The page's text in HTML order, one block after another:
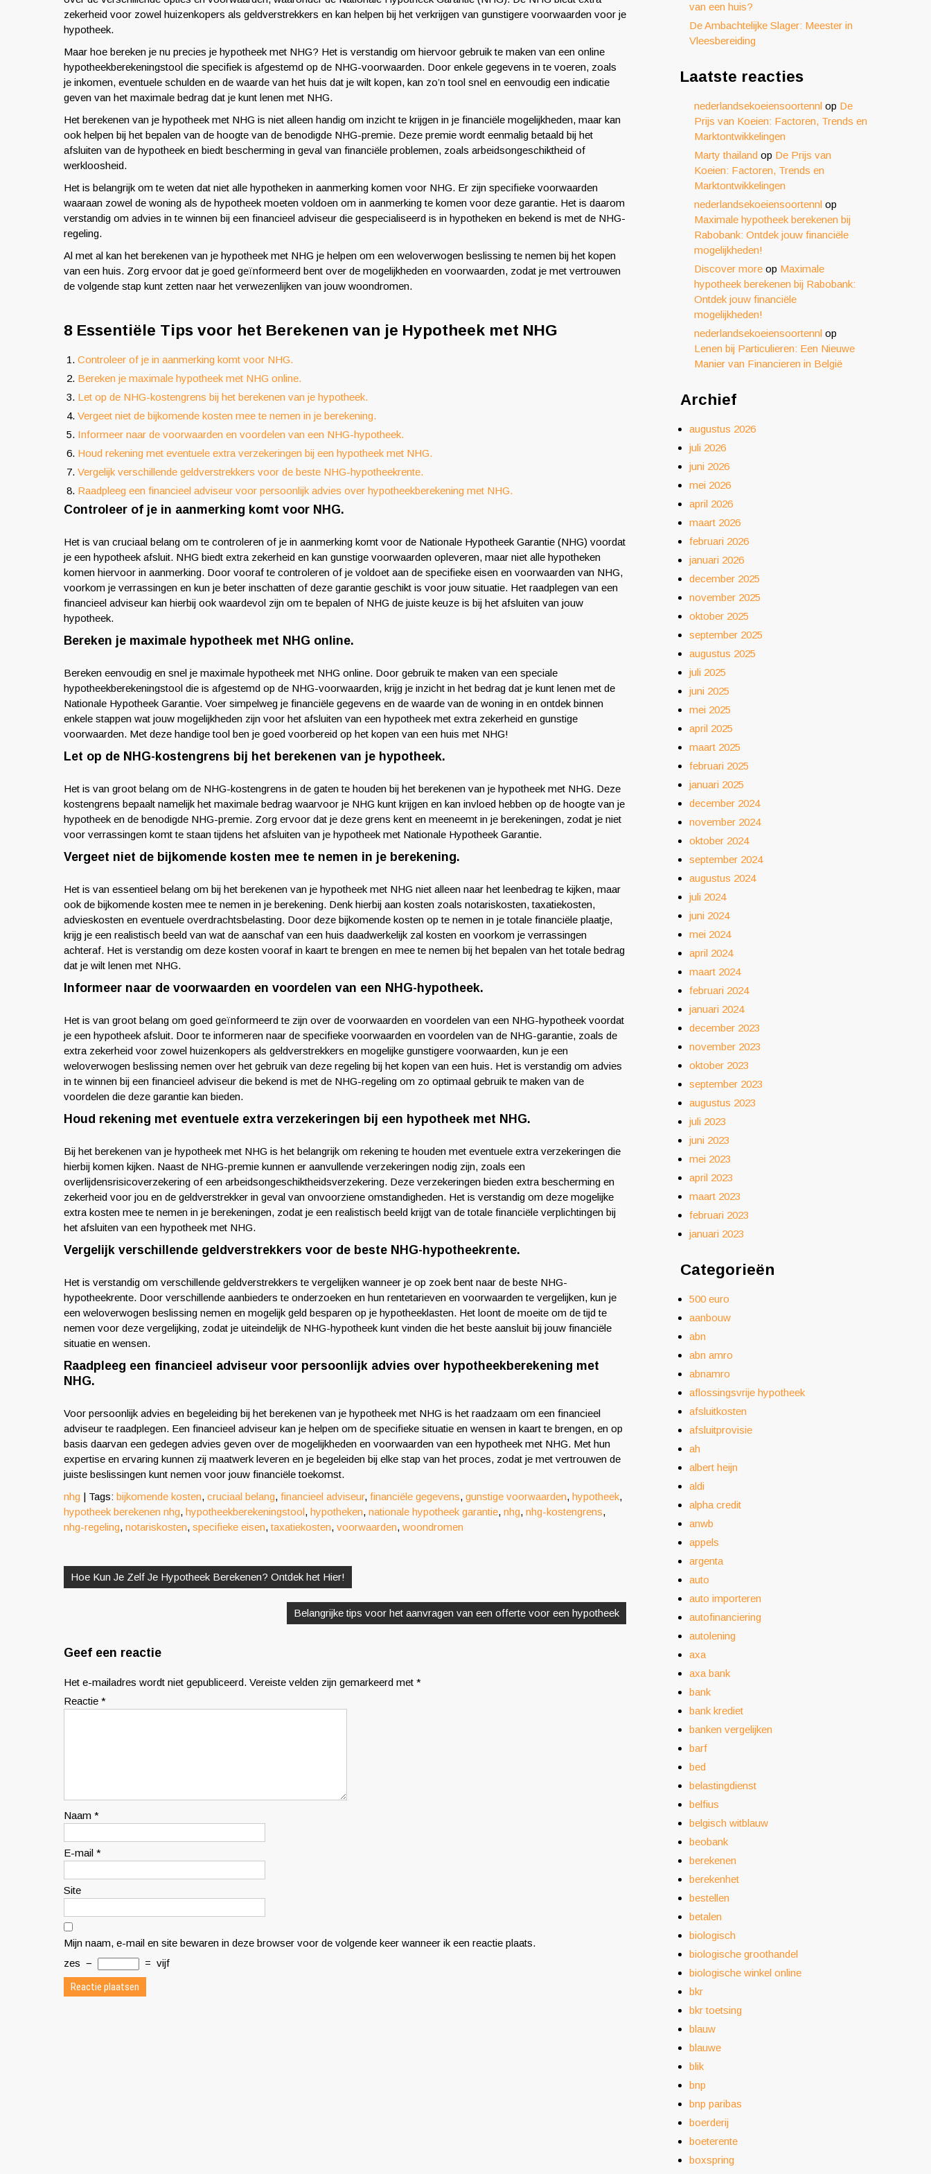
zekerheid voor zowel huizenkopers als geldverstrekkers en kan helpen bij het verkrijgen van gunstigere voorwaarden voor je
hypotheek.
Maar hoe bereken je nu precies je hypotheek met NHG? Het is verstandig om hiervoor gebruik te maken van een online
hypotheekberekeningstool die specifiek is afgestemd op de NHG-voorwaarden. Door enkele gegevens in te voeren, zoals
je inkomen, eventuele schulden en de waarde van het huis dat je wilt kopen, kan zo’n tool snel en eenvoudig een indicatie
geven van het maximale bedrag dat je kunt lenen met NHG.
Het berekenen van je hypotheek met NHG is niet alleen handig om inzicht te krijgen in je financiële mogelijkheden, maar kan
ook helpen bij het bepalen van de hoogte van de benodigde NHG-premie. Deze premie wordt eenmalig betaald bij het
afsluiten van de hypotheek en biedt bescherming in geval van financiële problemen, zoals arbeidsongeschiktheid of
werkloosheid.
Het is belangrijk om te weten dat niet alle hypotheken in aanmerking komen voor NHG. Er zijn specifieke voorwaarden
waaraan zowel de woning als de hypotheek moeten voldoen om in aanmerking te komen voor deze garantie. Het is daarom
verstandig om advies in te winnen bij een financieel adviseur die gespecialiseerd is in hypotheken en bekend is met de NHG-
regeling.
Al met al kan het berekenen van je hypotheek met NHG je helpen om een weloverwogen beslissing te nemen bij het kopen
van een huis. Zorg ervoor dat je goed geïnformeerd bent over de mogelijkheden en voorwaarden, zodat je met vertrouwen
de volgende stap kunt zetten naar het verwezenlijken van jouw woondromen.
8 Essentiële Tips voor het Berekenen van je Hypotheek met NHG
Controleer of je in aanmerking komt voor NHG.
Bereken je maximale hypotheek met NHG online.
Let op de NHG-kostengrens bij het berekenen van je hypotheek.
Vergeet niet de bijkomende kosten mee te nemen in je berekening.
Informeer naar de voorwaarden en voordelen van een NHG-hypotheek.
Houd rekening met eventuele extra verzekeringen bij een hypotheek met NHG.
Vergelijk verschillende geldverstrekkers voor de beste NHG-hypotheekrente.
Raadpleeg een financieel adviseur voor persoonlijk advies over hypotheekberekening met NHG.
Controleer of je in aanmerking komt voor NHG.
Het is van cruciaal belang om te controleren of je in aanmerking komt voor de Nationale Hypotheek Garantie (NHG) voordat
je een hypotheek afsluit. NHG biedt extra zekerheid en kan gunstige voorwaarden opleveren, maar niet alle hypotheken
komen hiervoor in aanmerking. Door vooraf te controleren of je voldoet aan de specifieke eisen en voorwaarden van NHG,
voorkom je verrassingen en kun je beter inschatten of deze garantie geschikt is voor jouw situatie. Het raadplegen van een
financieel adviseur kan hierbij ook waardevol zijn om te bepalen of NHG de juiste keuze is bij het afsluiten van jouw
hypotheek.
Bereken je maximale hypotheek met NHG online.
Bereken eenvoudig en snel je maximale hypotheek met NHG online. Door gebruik te maken van een speciale
hypotheekberekeningstool die is afgestemd op de NHG-voorwaarden, krijg je inzicht in het bedrag dat je kunt lenen met de
Nationale Hypotheek Garantie. Voer simpelweg je financiële gegevens en de waarde van de woning in en ontdek binnen
enkele stappen wat jouw mogelijkheden zijn voor het afsluiten van een hypotheek met extra zekerheid en gunstige
voorwaarden. Met deze handige tool ben je goed voorbereid op het kopen van een huis met NHG!
Let op de NHG-kostengrens bij het berekenen van je hypotheek.
Het is van groot belang om de NHG-kostengrens in de gaten te houden bij het berekenen van je hypotheek met NHG. Deze
kostengrens bepaalt namelijk het maximale bedrag waarvoor je NHG kunt krijgen en kan invloed hebben op de hoogte van je
hypotheek en de benodigde NHG-premie. Zorg ervoor dat je deze grens kent en meeneemt in je berekeningen, zodat je niet
voor verrassingen komt te staan tijdens het afsluiten van je hypotheek met Nationale Hypotheek Garantie.
Vergeet niet de bijkomende kosten mee te nemen in je berekening.
Het is van essentieel belang om bij het berekenen van je hypotheek met NHG niet alleen naar het leenbedrag te kijken, maar
ook de bijkomende kosten mee te nemen in je berekening. Denk hierbij aan kosten zoals notariskosten, taxatiekosten,
advieskosten en eventuele overdrachtsbelasting. Door deze bijkomende kosten op te nemen in je totale financiële plaatje,
krijg je een realistisch beeld van wat de aanschaf van een huis daadwerkelijk zal kosten en voorkom je verrassingen
achteraf. Het is verstandig om deze kosten vooraf in kaart te brengen en mee te nemen bij het bepalen van het totale bedrag
dat je wilt lenen met NHG.
Informeer naar de voorwaarden en voordelen van een NHG-hypotheek.
Het is van groot belang om goed geïnformeerd te zijn over de voorwaarden en voordelen van een NHG-hypotheek voordat
je een hypotheek afsluit. Door te informeren naar de specifieke voorwaarden en voordelen van de NHG-garantie, zoals de
extra zekerheid voor zowel huizenkopers als geldverstrekkers en mogelijke gunstigere voorwaarden, kun je een
weloverwogen beslissing nemen over het gebruik van deze regeling bij het kopen van een huis. Het is verstandig om advies
in te winnen bij een financieel adviseur die bekend is met de NHG-regeling om zo optimaal gebruik te maken van de
voordelen die deze garantie kan bieden.
Houd rekening met eventuele extra verzekeringen bij een hypotheek met NHG.
Bij het berekenen van je hypotheek met NHG is het belangrijk om rekening te houden met eventuele extra verzekeringen die
hierbij komen kijken. Naast de NHG-premie kunnen er aanvullende verzekeringen nodig zijn, zoals een
overlijdensrisicoverzekering of een arbeidsongeschiktheidsverzekering. Deze verzekeringen bieden extra bescherming en
zekerheid voor jou en de geldverstrekker in geval van onvoorziene omstandigheden. Het is verstandig om deze mogelijke
extra kosten mee te nemen in je berekeningen, zodat je een realistisch beeld krijgt van de totale financiële verplichtingen bij
het afsluiten van een hypotheek met NHG.
Vergelijk verschillende geldverstrekkers voor de beste NHG-hypotheekrente.
Het is verstandig om verschillende geldverstrekkers te vergelijken wanneer je op zoek bent naar de beste NHG-
hypotheekrente. Door verschillende aanbieders te onderzoeken en hun rentetarieven en voorwaarden te vergelijken, kun je
een weloverwogen beslissing nemen en mogelijk geld besparen op je hypotheeklasten. Het loont de moeite om de tijd te
nemen voor deze vergelijking, zodat je uiteindelijk de NHG-hypotheek kunt vinden die het beste aansluit bij jouw financiële
situatie en wensen.
Raadpleeg een financieel adviseur voor persoonlijk advies over hypotheekberekening met
NHG.
Voor persoonlijk advies en begeleiding bij het berekenen van je hypotheek met NHG is het raadzaam om een financieel
adviseur te raadplegen. Een financieel adviseur kan je helpen om de specifieke situatie en wensen in kaart te brengen, en op
basis daarvan een gedegen advies geven over de mogelijkheden en voorwaarden van een hypotheek met NHG. Met hun
expertise en ervaring kunnen zij maatwerk leveren en je begeleiden bij elke stap van het proces, zodat je met vertrouwen de
juiste beslissingen kunt nemen voor jouw financiële toekomst.
nhg | Tags: bijkomende kosten, cruciaal belang, financieel adviseur, financiële gegevens, gunstige voorwaarden, hypotheek,
hypotheek berekenen nhg, hypotheekberekeningstool, hypotheken, nationale hypotheek garantie, nhg, nhg-kostengrens,
nhg-regeling, notariskosten, specifieke eisen,taxatiekosten, voorwaarden, woondromen
Hoe Kun Je Zelf Je Hypotheek Berekenen? Ontdek het Hier!
Belangrijke tips voor het aanvragen van een offerte voor een hypotheek
Geef een reactie
Het e-mailadres wordt niet gepubliceerd. Vereiste velden zijn gemarkeerd met *
Reactie *
Naam *
E-mail *
Site
Mijn naam, e-mail en site bewaren in deze browser voor de volgende keer wanneer ik een reactie plaats.
zes − = vijf
van een huis?
De Ambachtelijke Slager: Meester in
Vleesbereiding
Laatste reacties
nederlandsekoeiensoortennl op De
Prijs van Koeien: Factoren, Trends en
Marktontwikkelingen
Marty thailand op De Prijs van
Koeien: Factoren, Trends en
Marktontwikkelingen
nederlandsekoeiensoortennl op
Maximale hypotheek berekenen bij
Rabobank: Ontdek jouw financiële
mogelijkheden!
Discover more op Maximale
hypotheek berekenen bij Rabobank:
Ontdek jouw financiële
mogelijkheden!
nederlandsekoeiensoortennl op
Lenen bij Particulieren: Een Nieuwe
Manier van Financieren in België
Archief
augustus 2026
juli 2026
juni 2026
mei 2026
april 2026
maart 2026
februari 2026
januari 2026
december 2025
november 2025
oktober 2025
september 2025
augustus 2025
juli 2025
juni 2025
mei 2025
april 2025
maart 2025
februari 2025
januari 2025
december 2024
november 2024
oktober 2024
september 2024
augustus 2024
juli 2024
juni 2024
mei 2024
april 2024
maart 2024
februari 2024
januari 2024
december 2023
november 2023
oktober 2023
september 2023
augustus 2023
juli 2023
juni 2023
mei 2023
april 2023
maart 2023
februari 2023
januari 2023
Categorieën
500 euro
aanbouw
abn
abn amro
abnamro
aflossingsvrije hypotheek
afsluitkosten
afsluitprovisie
ah
albert heijn
aldi
alpha credit
anwb
appels
argenta
auto
auto importeren
autofinanciering
autolening
axa
axa bank
bank
bank krediet
banken vergelijken
barf
bed
belastingdienst
belfius
belgisch witblauw
beobank
berekenen
berekenhet
bestellen
betalen
biologisch
biologische groothandel
biologische winkel online
bkr
bkr toetsing
blauw
blauwe
blik
bnp
bnp paribas
boerderij
boeterente
boxspring